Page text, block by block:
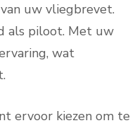
uw vliegbrevet.
als piloot. Met uw
wat
ervoor kiezen om te